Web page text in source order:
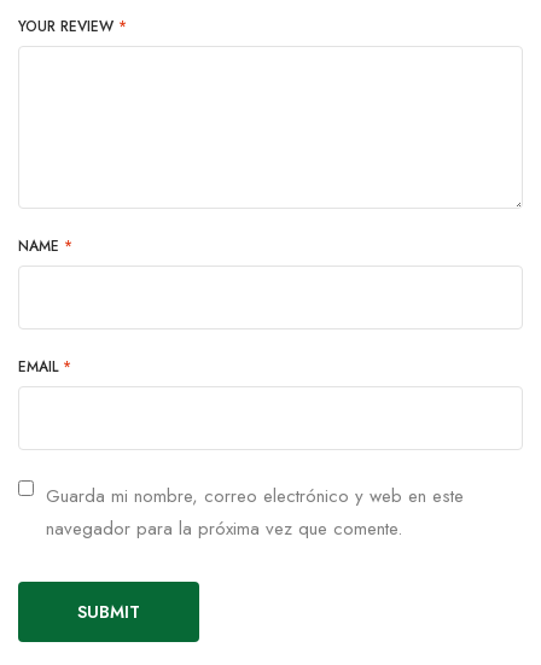
YOUR REVIEW *
NAME *
EMAIL *
Guarda mi nombre, correo electrónico y web en este
navegador para la próxima vez que comente.